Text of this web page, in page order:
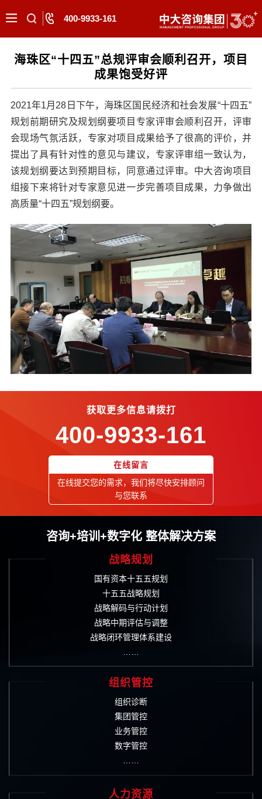
400-9933-161
海珠区“十四五”总规评审会顺利召开，项目
成果饱受好评
2021年1月28日下午，海珠区国民经济和社会发展“十四五”
规划前期研究及规划纲要项目专家评审会顺利召开，评审
会现场气氛活跃，专家对项目成果给予了很高的评价，并
提出了具有针对性的意见与建议，专家评审组一致认为，
该规划纲要达到预期目标，同意通过评审。中大咨询项目
组接下来将针对专家意见进一步完善项目成果，力争做出
高质量“十四五”规划纲要。
获取更多信息请拨打
400-9933-161
在线留言
在线提交您的需求，我们将尽快安排顾问
与您联系
咨询+培训+数字化 整体解决方案
战略规划
国有资本十五五规划
十五五战略规划
战略解码与行动计划
战略中期评估与调整
战略闭环管理体系建设
组织管控
组织诊断
集团管控
业务管控
数字管控
人力资源